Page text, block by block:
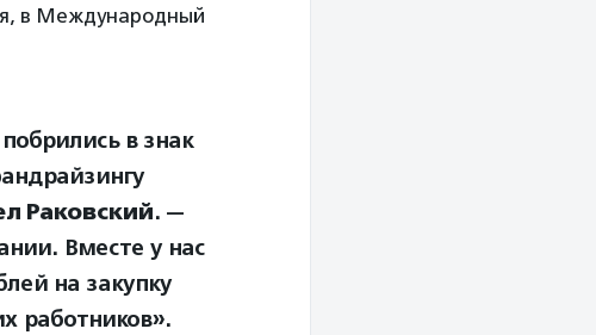
в Международный
в знак
Раковский. —
Вместе у нас
на закупку
работников».